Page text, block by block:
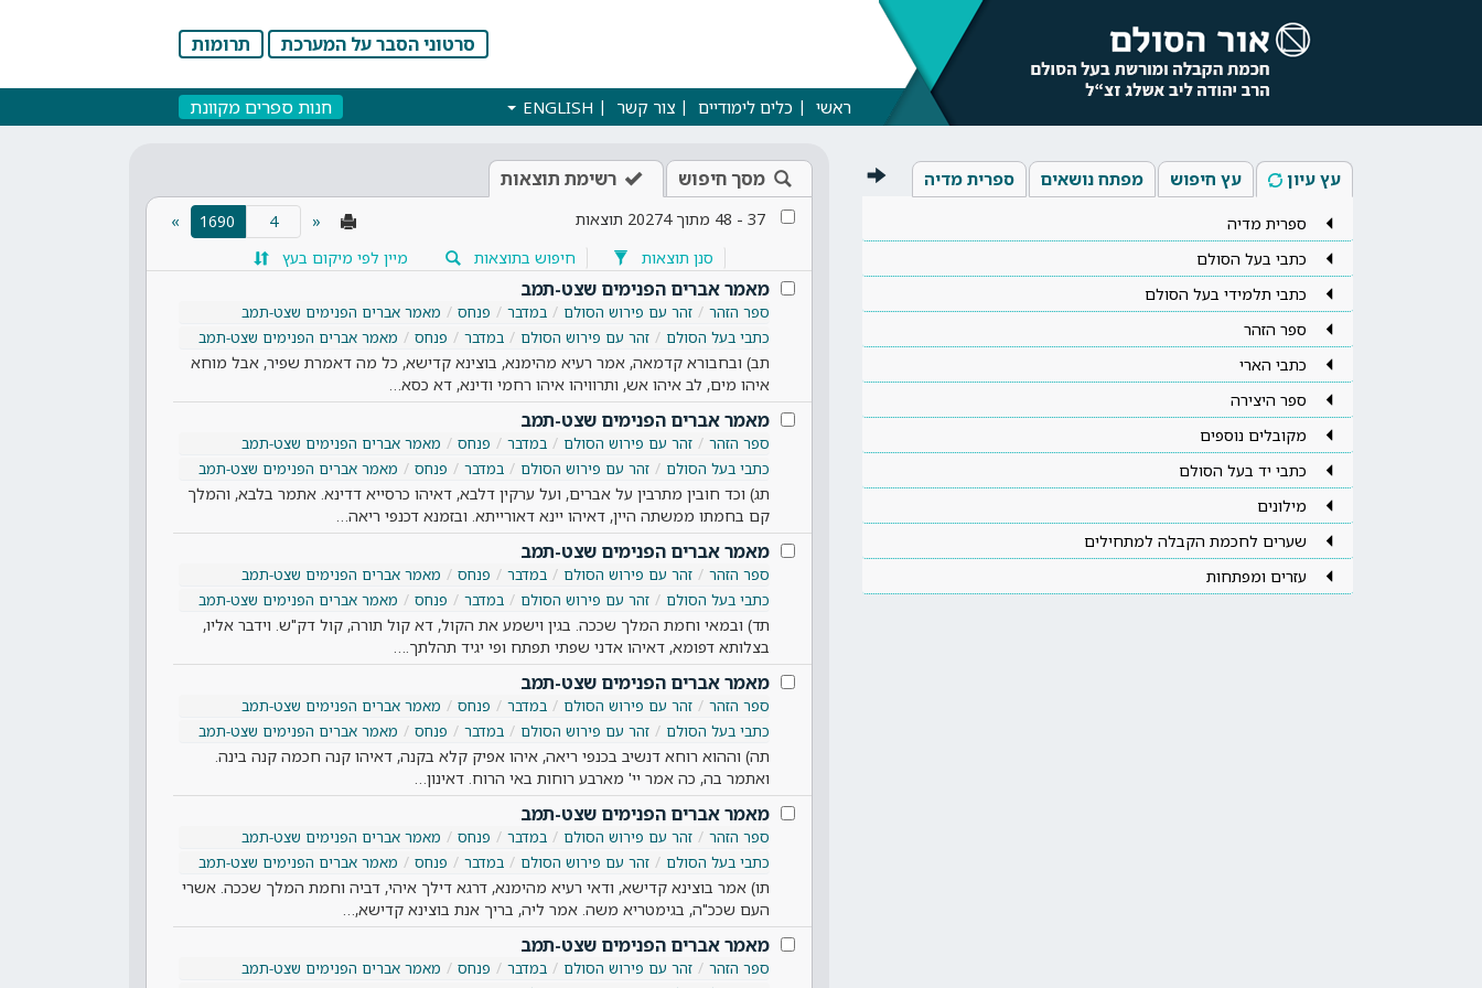
סרטוני הסבר על המערכת תרומות
ראשי כלים לימודיים צור קשר ENGLISH חנות ספרים מקוונת
עץ עיון עץ חיפוש מפתח נושאים ספרית מדיה
ספרית מדיה
כתבי בעל הסולם
כתבי תלמידי בעל הסולם
ספר הזהר
כתבי הארי
ספר היצירה
מקובלים נוספים
כתבי יד בעל הסולם
מילונים
שערים לחכמת הקבלה למתחילים
עזרים ומפתחות
מסך חיפוש רשימת תוצאות
37
-
48 מתוך20274 תוצאות «
1690
(current)
»
סנן תוצאות
חיפוש בתוצאות מיין לפי מיקום בעץ
מאמר אברים הפנימים שצט-תמב
ספר הזהר זהר עם פירוש הסולם במדבר פנחס
מאמר אברים הפנימים שצט-תמב
כתבי בעל הסולם
זהר עם פירוש הסולם במדבר פנחס מאמר אברים הפנימים שצט-תמב
תב) ובחבורא קדמאה, אמר רעיא מהימנא, בוצינא קדישא, כל מה דאמרת שפיר, אבל מוחא
איהו מים, לב איהו אש, ותרוויהו איהו רחמי ודינא, דא כסא…
מאמר אברים הפנימים שצט-תמב
ספר הזהר זהר עם פירוש הסולם במדבר פנחס
מאמר אברים הפנימים שצט-תמב
כתבי בעל הסולם
זהר עם פירוש הסולם במדבר פנחס מאמר אברים הפנימים שצט-תמב
תג) וכד חובין מתרבין על אברים, ועל ערקין דלבא, דאיהו כרסייא דדינא. אתמר בלבא, והמלך
קם בחמתו ממשתה היין, דאיהו יינא דאורייתא. ובזמנא דכנפי ריאה…
מאמר אברים הפנימים שצט-תמב
ספר הזהר זהר עם פירוש הסולם במדבר פנחס
מאמר אברים הפנימים שצט-תמב
כתבי בעל הסולם
זהר עם פירוש הסולם במדבר פנחס מאמר אברים הפנימים שצט-תמב
תד) ובמאי וחמת המלך שככה. בגין וישמע את הקול, דא קול תורה, קול דק"ש. וידבר אליו,
בצלותא דפומא, דאיהו אדני שפתי תפתח ופי יגיד תהלתך.…
מאמר אברים הפנימים שצט-תמב
ספר הזהר זהר עם פירוש הסולם במדבר פנחס
מאמר אברים הפנימים שצט-תמב
כתבי בעל הסולם
זהר עם פירוש הסולם במדבר פנחס מאמר אברים הפנימים שצט-תמב
תה) וההוא רוחא דנשיב בכנפי ריאה, איהו אפיק קלא בקנה, דאיהו קנה חכמה קנה בינה.
ואתמר בה, כה אמר יי' מארבע רוחות באי הרוח. דאינון…
מאמר אברים הפנימים שצט-תמב
ספר הזהר זהר עם פירוש הסולם במדבר פנחס
מאמר אברים הפנימים שצט-תמב
כתבי בעל הסולם
זהר עם פירוש הסולם במדבר פנחס מאמר אברים הפנימים שצט-תמב
תו) אמר בוצינא קדישא, ודאי רעיא מהימנא, דרגא דילך איהי, דביה וחמת המלך שככה. אשרי
העם שככ"ה, בגימטריא משה. אמר ליה, בריך אנת בוצינא קדישא,…
מאמר אברים הפנימים שצט-תמב
ספר הזהר זהר עם פירוש הסולם במדבר פנחס
מאמר אברים הפנימים שצט-תמב